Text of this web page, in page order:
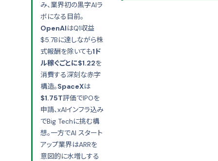
み、業界初の黒字AIラ
ボになる目前。
OpenAIはQ1収益
$5.7Bに達しながら株
式報酬を除いても1ド
ル稼ぐごとに$1.22を
消費する深刻な赤字
構造。SpaceXは
$1.75T評価でIPOを
申請、xAIインフラ込み
でBig Techに挑む構
想。一方でAI スタート
アップ業界はARRを
意図的に水増しする